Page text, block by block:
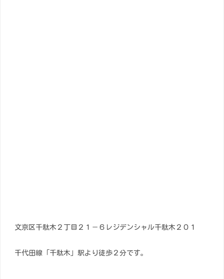
文京区千駄木２丁目２１－６レジデンシャル千駄木２０１
千代田線「千駄木」駅より徒歩２分です。